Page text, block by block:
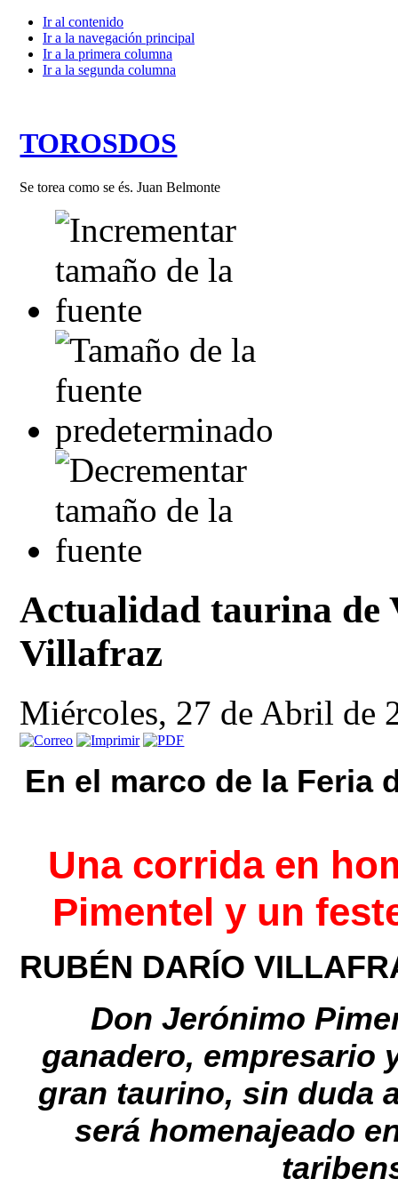
Ir al contenido
Ir a la navegación principal
Ir a la primera columna
Ir a la segunda columna
TOROSDOS
Se torea como se és. Juan Belmonte
Actualidad taurina de
Villafraz
Miércoles, 27 de Abril de
En el marco de la Feria
Una corrida en
Pimentel y un
RUBÉN DARÍO
Don Jerónimo
ganadero, empresario
gran taurino, sin duda
será homenajeado